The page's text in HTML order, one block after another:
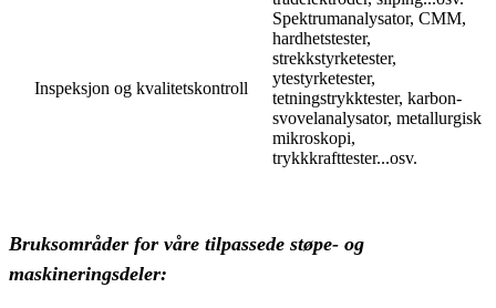
Inspeksjon og kvalitetskontroll
Spektrumanalysator, CMM,
hardhetstester,
strekkstyrketester,
ytestyrketester,
tetningstrykktester, karbon-
svovelanalysator, metallurgisk
mikroskopi,
trykkkrafttester...osv.
Bruksområder for våre tilpassede støpe- og
maskineringsdeler: